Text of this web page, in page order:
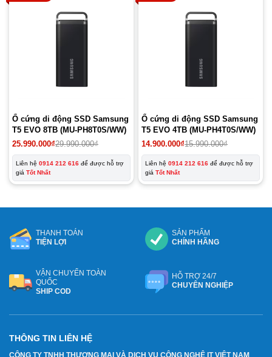
Ổ cứng di động SSD Samsung
T5 EVO 8TB (MU-PH8T0S/WW)
29.990.000₫
Giá
gốc
là:
29.990.000₫.
25.990.000₫
Giá
hiện
tại
là:
25.990.000₫.
Liên hệ 0914 212 616 để được hỗ trợ
giá Tốt Nhất
Ổ cứng di động SSD Samsung
T5 EVO 4TB (MU-PH4T0S/WW)
15.990.000₫
Giá
gốc
là:
15.990.000₫.
14.900.000₫
Giá
hiện
tại
là:
14.900.000₫.
Liên hệ 0914 212 616 để được hỗ trợ
giá Tốt Nhất
THANH TOÁN
TIỆN LỢI
SẢN PHẨM
CHÍNH HÃNG
VẬN CHUYỂN TOÀN
QUỐC
SHIP COD
HỖ TRỢ 24/7
CHUYÊN NGHIỆP
THÔNG TIN LIÊN HỆ
CÔNG TY TNHH THƯƠNG MẠI VÀ DỊCH VỤ CÔNG NGHỆ IT VIỆT NAM